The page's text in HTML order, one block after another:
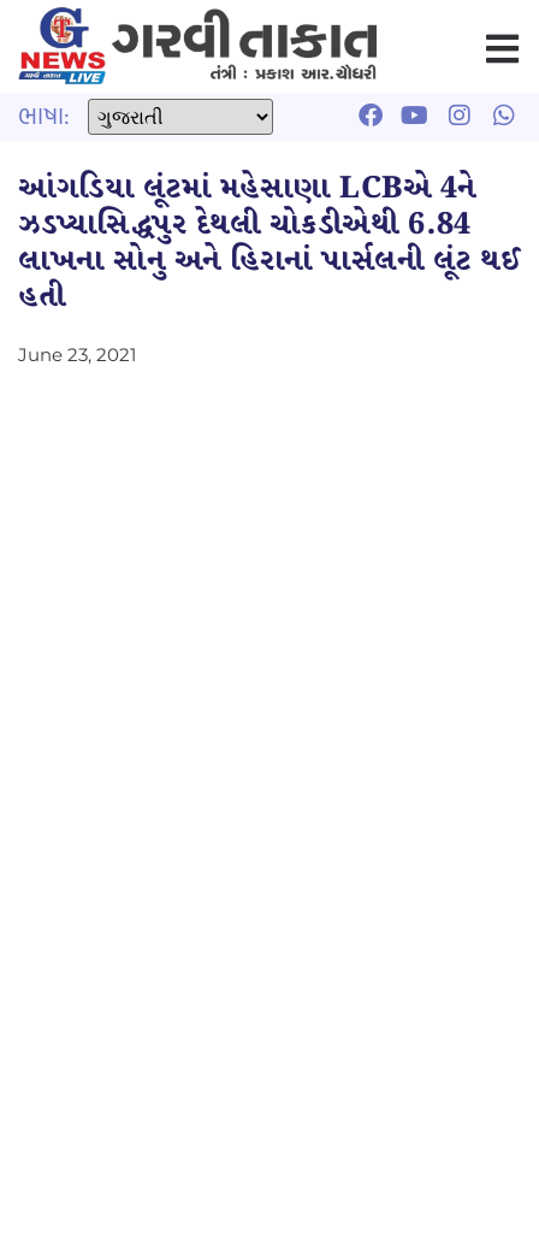
ભાષા:
આંગડિયા લૂંટમાં મહેસાણા LCBએ 4ને
ઝડપ્યાસિદ્ધપુર દેથલી ચોકડીએથી 6.84
લાખના સોનુ અને હિરાનાં પાર્સલની લૂંટ થઈ
હતી
June 23, 2021